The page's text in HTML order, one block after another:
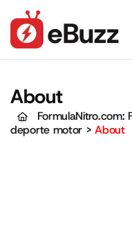
About
deporte motor >About